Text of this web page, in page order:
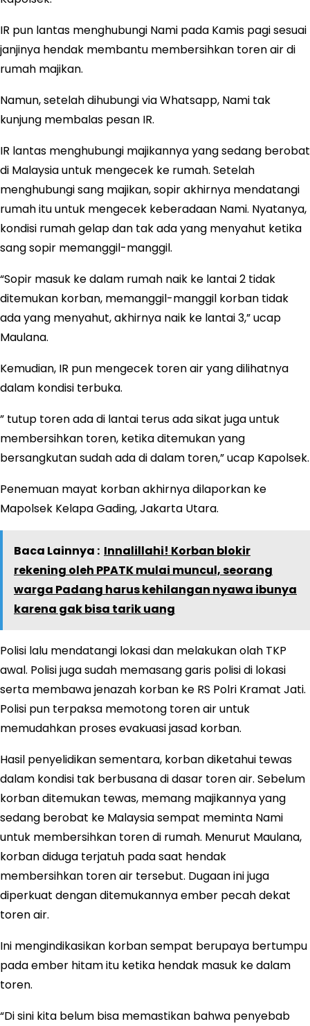
IR pun lantas menghubungi Nami pada Kamis pagi sesuai
janjinya hendak membantu membersihkan toren air di
rumah majikan.
Namun, setelah dihubungi via Whatsapp, Nami tak
kunjung membalas pesan IR.
IR lantas menghubungi majikannya yang sedang berobat
di Malaysia untuk mengecek ke rumah. Setelah
menghubungi sang majikan, sopir akhirnya mendatangi
rumah itu untuk mengecek keberadaan Nami. Nyatanya,
kondisi rumah gelap dan tak ada yang menyahut ketika
sang sopir memanggil-manggil.
“Sopir masuk ke dalam rumah naik ke lantai 2 tidak
ditemukan korban, memanggil-manggil korban tidak
ada yang menyahut, akhirnya naik ke lantai 3,” ucap
Maulana.
Kemudian, IR pun mengecek toren air yang dilihatnya
dalam kondisi terbuka.
” tutup toren ada di lantai terus ada sikat juga untuk
membersihkan toren, ketika ditemukan yang
bersangkutan sudah ada di dalam toren,” ucap Kapolsek.
Penemuan mayat korban akhirnya dilaporkan ke
Mapolsek Kelapa Gading, Jakarta Utara.
Baca Lainnya : Innalillahi! Korban blokir
rekening oleh PPATK mulai muncul, seorang
warga Padang harus kehilangan nyawa ibunya
karena gak bisa tarik uang
Polisi lalu mendatangi lokasi dan melakukan olah TKP
awal. Polisi juga sudah memasang garis polisi di lokasi
serta membawa jenazah korban ke RS Polri Kramat Jati.
Polisi pun terpaksa memotong toren air untuk
memudahkan proses evakuasi jasad korban.
Hasil penyelidikan sementara, korban diketahui tewas
dalam kondisi tak berbusana di dasar toren air. Sebelum
korban ditemukan tewas, memang majikannya yang
sedang berobat ke Malaysia sempat meminta Nami
untuk membersihkan toren di rumah. Menurut Maulana,
korban diduga terjatuh pada saat hendak
membersihkan toren air tersebut. Dugaan ini juga
diperkuat dengan ditemukannya ember pecah dekat
toren air.
Ini mengindikasikan korban sempat berupaya bertumpu
pada ember hitam itu ketika hendak masuk ke dalam
toren.
“Di sini kita belum bisa memastikan bahwa penyebab